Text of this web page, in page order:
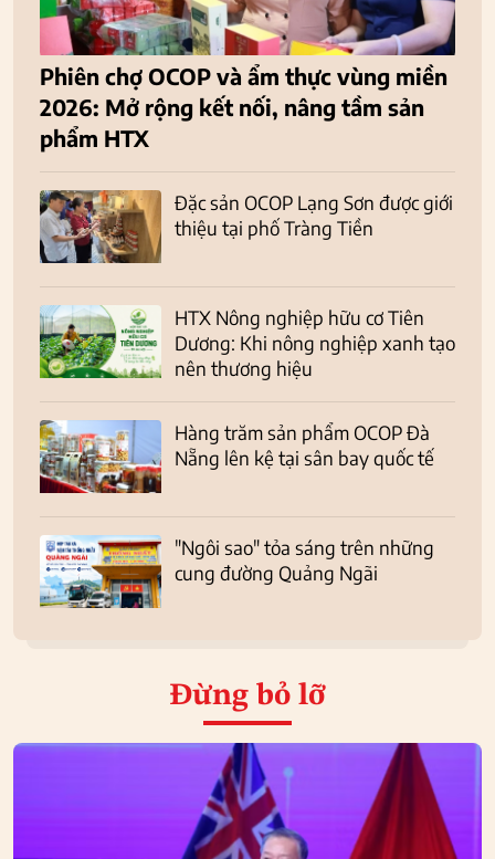
Phiên chợ OCOP và ẩm thực vùng miền
2026: Mở rộng kết nối, nâng tầm sản
phẩm HTX
Đặc sản OCOP Lạng Sơn được giới
thiệu tại phố Tràng Tiền
HTX Nông nghiệp hữu cơ Tiên
Dương: Khi nông nghiệp xanh tạo
nên thương hiệu
Hàng trăm sản phẩm OCOP Đà
Nẵng lên kệ tại sân bay quốc tế
"Ngôi sao" tỏa sáng trên những
cung đường Quảng Ngãi
Đừng bỏ lỡ